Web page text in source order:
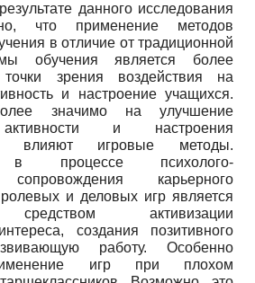
данного исследования
что применение методов
в отличие от традиционной
обучения является более
зрения воздействия на
и настроение учащихся.
значимо на улучшение
активности и настроения
влияют игровые методы.
в процессе психолого-
сопровождения карьерного
и деловых игр является
активизации
создания позитивного
работу. Особенно
игр при плохом